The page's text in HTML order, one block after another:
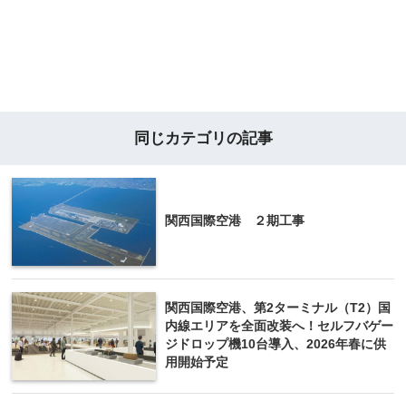
同じカテゴリの記事
関西国際空港 ２期工事
関西国際空港、第2ターミナル（T2）国
内線エリアを全面改装へ！セルフバゲー
ジドロップ機10台導入、2026年春に供
用開始予定